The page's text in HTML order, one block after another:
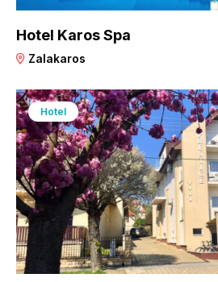
Hotel Karos Spa
Zalakaros
Hotel